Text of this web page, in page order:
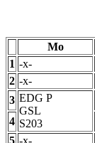
Mo
1 -x-
2 -x-
3 EDG P
GSL
S203
4
5 -x-